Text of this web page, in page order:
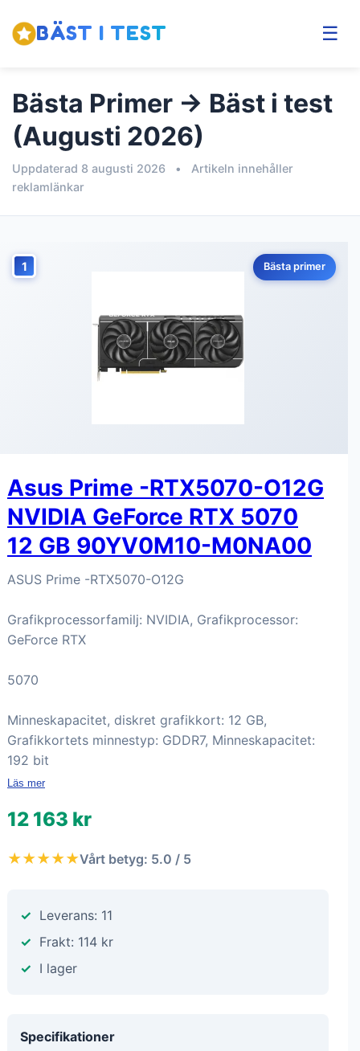
BÄST I TEST ☰
Bästa Primer → Bäst i test
(Augusti 2026)
Uppdaterad 8 augusti 2026 •
Artikeln innehåller
reklamlänkar
1 Bästa primer
Asus Prime -RTX5070-O12G
NVIDIA GeForce RTX 5070
12 GB 90YV0M10-M0NA00
ASUS Prime -RTX5070-O12G
Grafikprocessorfamilj: NVIDIA, Grafikprocessor:
GeForce RTX
5070
Minneskapacitet, diskret grafikkort: 12 GB,
Grafikkortets minnestyp: GDDR7, Minneskapacitet:
192 bit
Läs mer
12 163 kr
★★★★★Vårt betyg: 5.0 / 5
Leverans: 11
Frakt: 114 kr
I lager
Specifikationer